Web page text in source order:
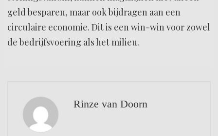
geld besparen, maar ook bijdragen aan een
circulaire economie. Dit is een win-win voor zowel
de bedrijfsvoering als het milieu.
Rinze van Doorn